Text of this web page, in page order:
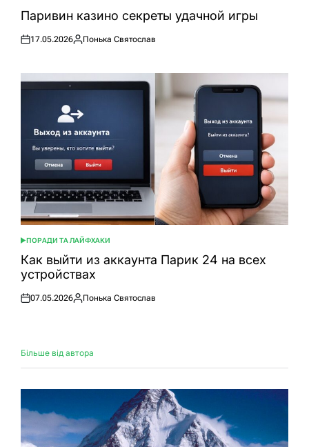
УПаривин казино секреты удачной игры
Оприлюднено
17.05.2026
Опубліковано
Понька Святослав
ОПУБЛІКУВАТИ
У
ПОРАДИ ТА ЛАЙФХАКИ
Как выйти из аккаунта Парик 24 на всех
устройствах
Оприлюднено
07.05.2026
Опубліковано
Понька Святослав
Більше від автора